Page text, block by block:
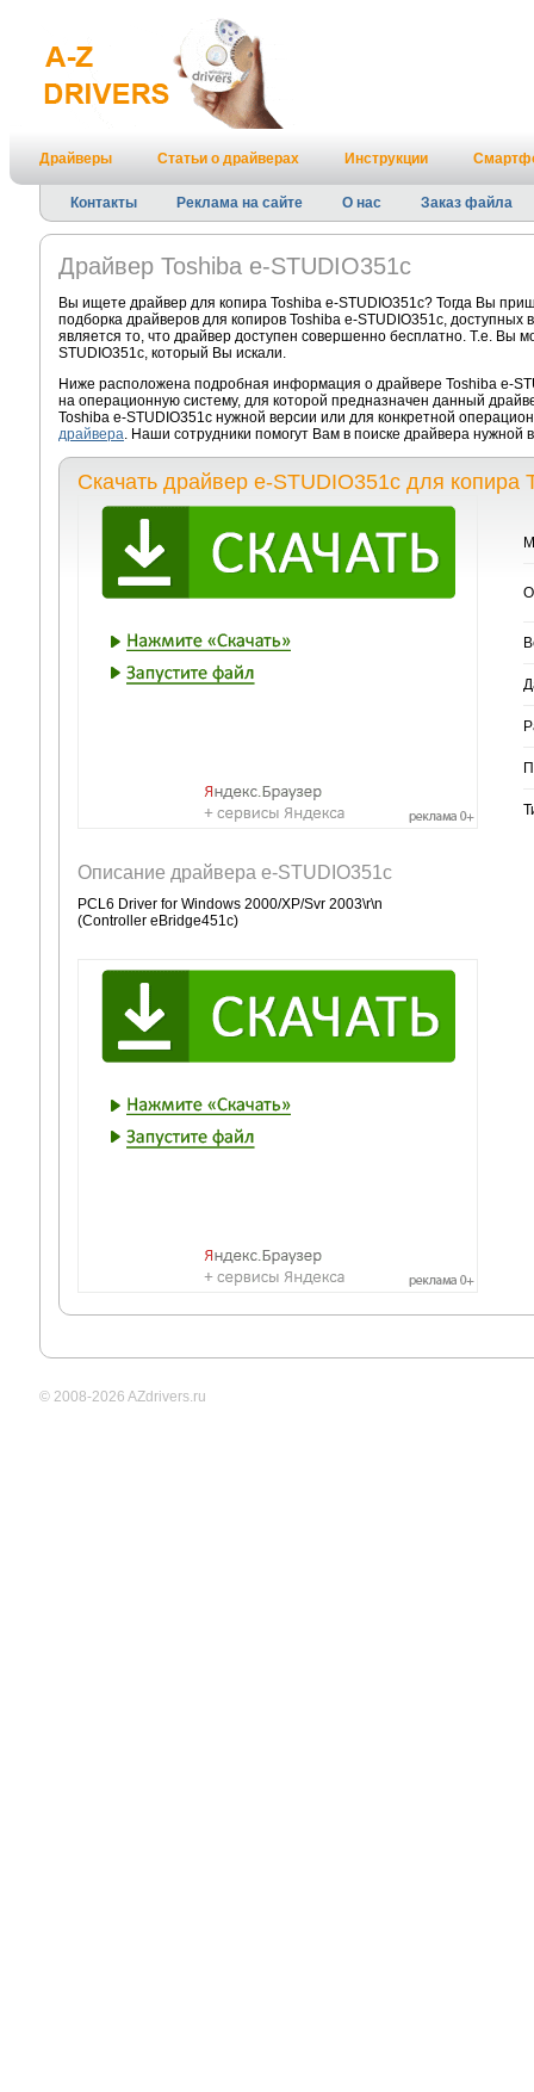
Драйверы Статьи о драйверах Инструкции
Контакты Реклама на сайте О нас Заказ файла
Драйвер Toshiba e-STUDIO351c
Вы ищете драйвер для копира Toshiba e-STUDIO351c? Тогда Вы
подборка драйверов для копиров Toshiba e-STUDIO351c,
является то, что драйвер доступен совершенно бесплатно. Т.е. Вы
STUDIO351c, который Вы искали.
Ниже расположена подробная информация о драйвере Toshiba e-
на операционную систему, для которой предназначен данный
Toshiba e-STUDIO351c нужной версии или для конкретной
драйвера. Наши сотрудники помогут Вам в поиске драйвера
Скачать драйвер e-STUDIO351c для копира
Описание драйвера e-STUDIO351c
PCL6 Driver for Windows 2000/XP/Svr 2003\r\n
(Controller eBridge451c)
© 2008-2026 AZdrivers.ru